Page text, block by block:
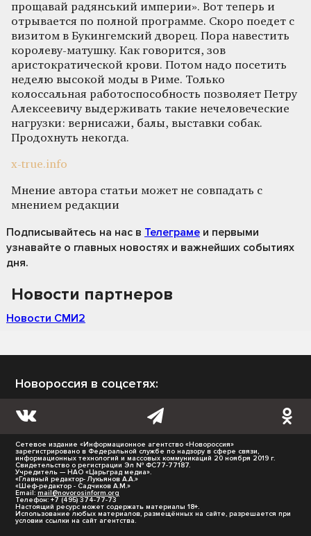
прощавай радянський империи». Вот теперь и
отрывается по полной программе. Скоро поедет с
визитом в Букингемский дворец. Пора навестить
королеву-матушку. Как говорится, зов
аристократической крови. Потом надо посетить
неделю высокой моды в Риме. Только
колоссальная работоспособность позволяет Петру
Алексеевичу выдерживать такие нечеловеческие
нагрузки: вернисажи, балы, выставки собак.
Продохнуть некогда.
x-true.info
Мнение автора статьи может не совпадать с
мнением редакции
Подписывайтесь на нас в Телеграме и первыми
узнавайте о главных новостях и важнейших событиях
дня.
Новости партнеров
Новости СМИ2
Новороссия в соцсетях:
Сетевое издание «Информационное агентство «Новороссия»
зарегистрировано в Федеральной службе по надзору в сфере связи,
информационных технологий и массовых коммуникаций 20 ноября 2019 г.
Свидетельство о регистрации Эл № ФС77-77187.
Учредитель — НАО «Царьград медиа».
«Главный редактор- Лукьянов А.А.»
«Шеф-редактор - Садчиков А.М.»
Email: mail@novorosinform.org
Телефон: +7 (495) 374-77-73
Настоящий ресурс может содержать материалы 18+.
Использование любых материалов, размещённых на сайте, разрешается при
условии ссылки на сайт агентства.